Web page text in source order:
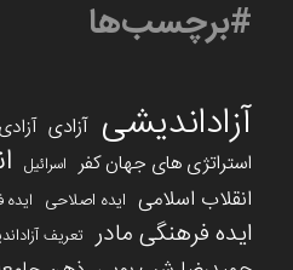
#برچسب‌ها
آزاداندیشی آزادی
استراتژی های جهان کفر اسرائیل
انقلاب اسلامی ایده اصلاحی
ایده فرهنگی مادر تعریف